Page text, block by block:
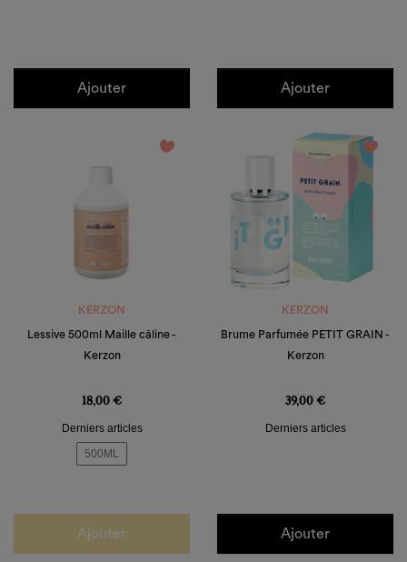
Ajouter Ajouter
favorite_border
KERZON
Lessive 500ml Maille câline -
Kerzon
18,00 €
Derniers articles
500ML
Ajouter
favorite_border
KERZON
Brume Parfumée PETIT GRAIN -
Kerzon
39,00 €
Derniers articles
Ajouter